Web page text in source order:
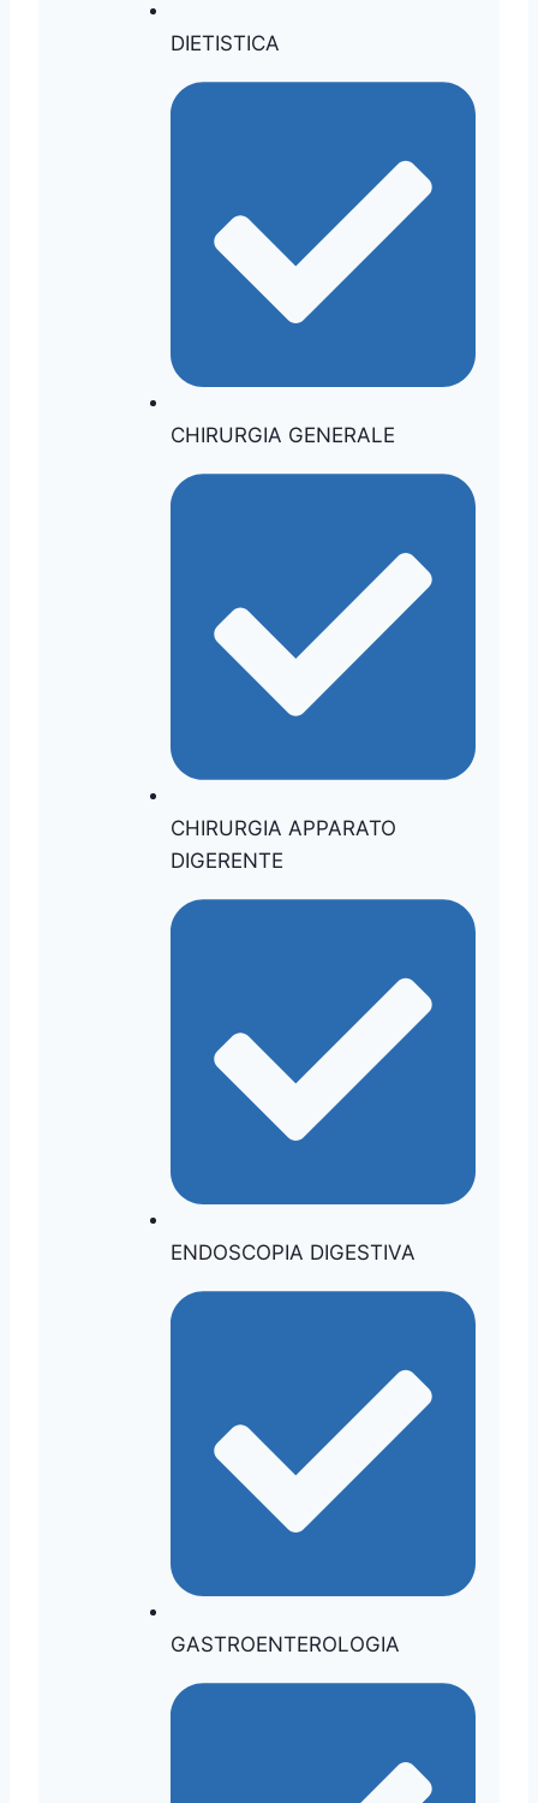
DIETISTICA
CHIRURGIA GENERALE
CHIRURGIA APPARATO
DIGERENTE
ENDOSCOPIA DIGESTIVA
GASTROENTEROLOGIA